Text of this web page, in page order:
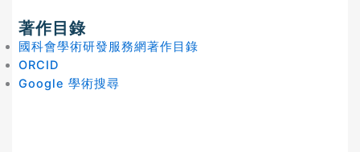
著作目錄
國科會學術研發服務網著作目錄
ORCID
Google 學術搜尋